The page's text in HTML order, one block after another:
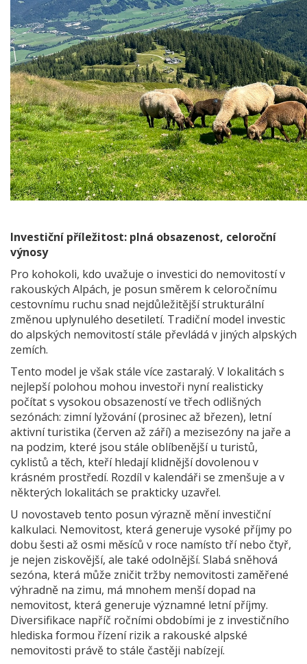
Investiční příležitost: plná obsazenost, celoroční
výnosy
Pro kohokoli, kdo uvažuje o investici do nemovitostí v
rakouských Alpách, je posun směrem k celoročnímu
cestovnímu ruchu snad nejdůležitější strukturální
změnou uplynulého desetiletí. Tradiční model investic
do alpských nemovitostí stále převládá v jiných alpských
zemích.
Tento model je však stále více zastaralý. V lokalitách s
nejlepší polohou mohou investoři nyní realisticky
počítat s vysokou obsazeností ve třech odlišných
sezónách: zimní lyžování (prosinec až březen), letní
aktivní turistika (červen až září) a mezisezóny na jaře a
na podzim, které jsou stále oblíbenější u turistů,
cyklistů a těch, kteří hledají klidnější dovolenou v
krásném prostředí. Rozdíl v kalendáři se zmenšuje a v
některých lokalitách se prakticky uzavřel.
U novostaveb tento posun výrazně mění investiční
kalkulaci. Nemovitost, která generuje vysoké příjmy po
dobu šesti až osmi měsíců v roce namísto tří nebo čtyř,
je nejen ziskovější, ale také odolnější. Slabá sněhová
sezóna, která může zničit tržby nemovitosti zaměřené
výhradně na zimu, má mnohem menší dopad na
nemovitost, která generuje významné letní příjmy.
Diversifikace napříč ročními obdobími je z investičního
hlediska formou řízení rizik a rakouské alpské
nemovitosti právě to stále častěji nabízejí.